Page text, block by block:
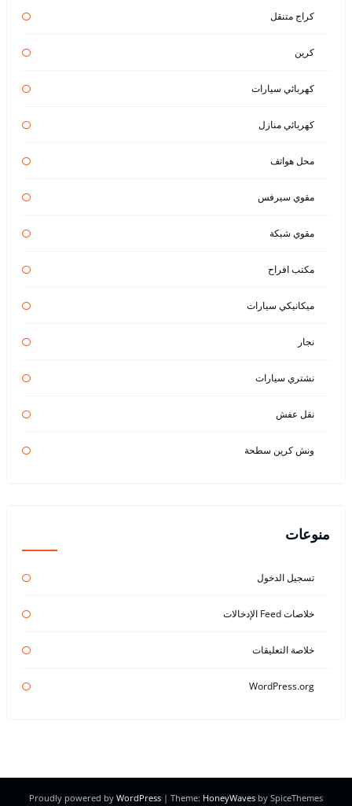
كراج متنقل
كرين
كهربائي سيارات
كهربائي منازل
محل هواتف
مقوي سيرفس
مقوي شبكة
مكتب افراح
ميكانيكي سيارات
نجار
نشتري سيارات
نقل عفش
ونش كرين سطحة
منوعات
تسجيل الدخول
خلاصات Feed الإدخالات
خلاصة التعليقات
WordPress.org
Proudly powered by WordPress | Theme: HoneyWaves by SpiceThemes